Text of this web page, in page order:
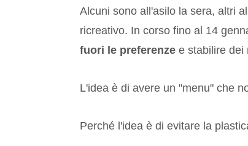
Alcuni sono all'asilo la sera, altri
ricreativo. In corso fino al 14
fuori le preferenze e stabilire dei
L'idea è di avere un "menu" che
Perché l'idea è di evitare la